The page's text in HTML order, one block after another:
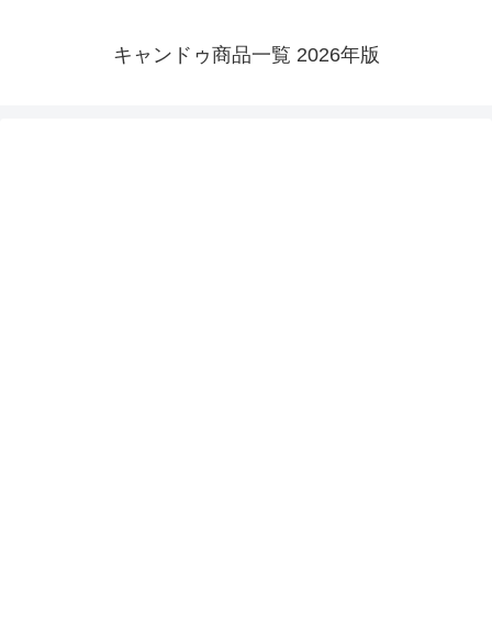
キャンドゥ商品一覧 2026年版